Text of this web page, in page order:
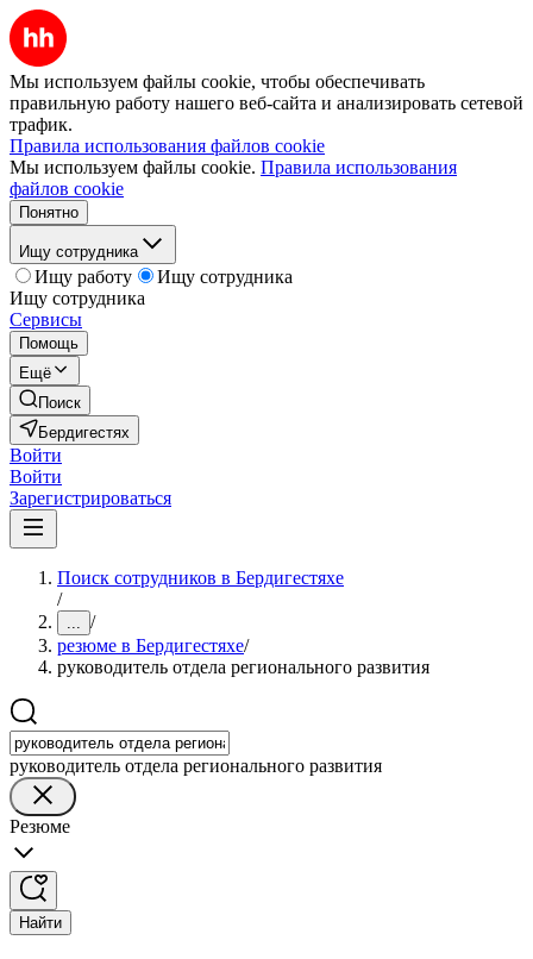
Мы используем файлы cookie, чтобы обеспечивать
правильную работу нашего веб-сайта и анализировать сетевой
трафик.
Правила использования файлов cookie
Мы используем файлы cookie. Правила использования
файлов cookie
Понятно
Ищу сотрудника
Ищу работу
Ищу сотрудника
Ищу сотрудника
Сервисы
Помощь
Ещё
Поиск
Бердигестях
Войти
Войти
Зарегистрироваться
Поиск сотрудников в Бердигестяхе
/
... /
резюме в Бердигестяхе/
руководитель отдела регионального развития
руководитель отдела регионального развития
Резюме
Найти